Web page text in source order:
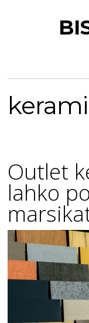
Outlet
lahko